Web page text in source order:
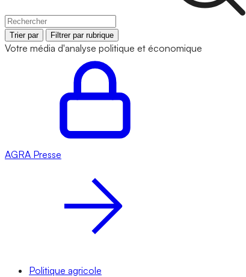
Trier par Filtrer par rubrique
Votre média d'analyse politique et économique
AGRA Presse
Politique agricole